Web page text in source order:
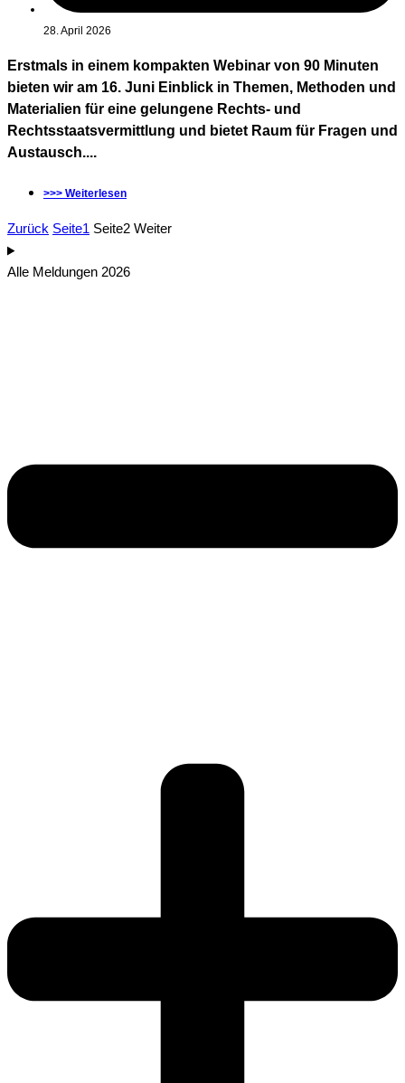
28. April 2026
Erstmals in einem kompakten Webinar von 90 Minuten
bieten wir am 16. Juni Einblick in Themen, Methoden und
Materialien für eine gelungene Rechts- und
Rechtsstaatsvermittlung und bietet Raum für Fragen und
Austausch....
>>> Weiterlesen
Zurück Seite1 Seite2 Weiter
Alle Meldungen 2026